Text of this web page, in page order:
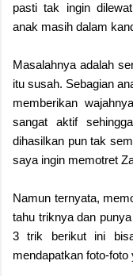
pasti tak ingin
anak masih dalam
Masalahnya adalah
itu susah. Sebagian
memberikan
sangat aktif
dihasilkan pun tak
saya ingin memotret
Namun ternyata,
tahu triknya dan
3 trik berikut ini
mendapatkan foto-